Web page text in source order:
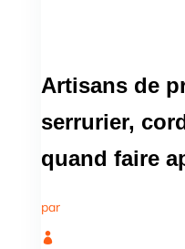
Artisans de
serrurier,
quand faire
par